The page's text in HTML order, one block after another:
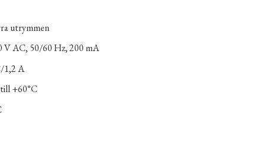
utrymmen
V AC, 50/60 Hz, 200 mA
1,2 A
+60°C